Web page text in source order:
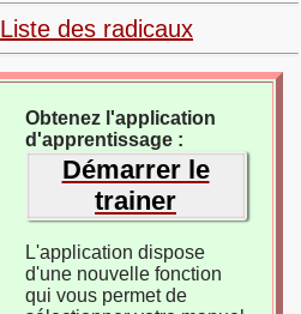
Liste des radicaux
Obtenez l'application
d'apprentissage :
Démarrer le
trainer
L'application dispose
d'une nouvelle fonction
qui vous permet de